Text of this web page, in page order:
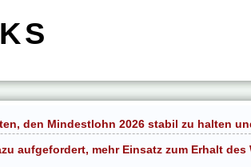
den Mindestlohn 2026 stabil zu halten
aufgefordert, mehr Einsatz zum Erhalt des